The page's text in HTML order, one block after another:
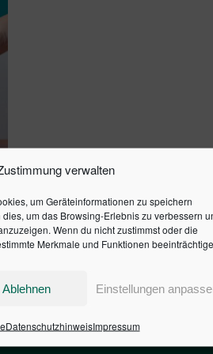
verwalten
um Geräteinformationen zu speichern
um das Browsing-Erlebnis zu verbessern
Wenn du nicht zustimmst oder die
Merkmale und Funktionen
Ablehnen Einstellungen
DatenschutzhinweisImpressum